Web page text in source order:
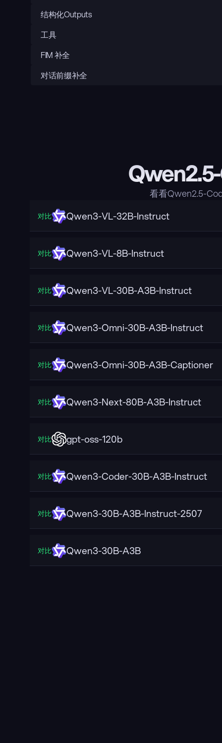
结构化Outputs
工具
FIM 补全
对话前缀补全
看看Qwen2.5-
对比 Qwen3-VL-32B-Instruct
对比 Qwen3-VL-8B-Instruct
对比 Qwen3-VL-30B-A3B-Instruct
对比 Qwen3-Omni-30B-A3B-Instruct
对比 Qwen3-Omni-30B-A3B-Captioner
对比 Qwen3-Next-80B-A3B-Instruct
对比 gpt-oss-120b
对比 Qwen3-Coder-30B-A3B-Instruct
对比 Qwen3-30B-A3B-Instruct-2507
对比 Qwen3-30B-A3B